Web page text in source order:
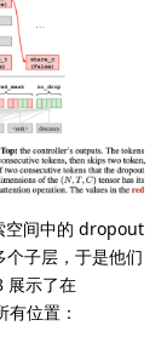
空间中的 dropout
子层，于是他们
展示了在
位置：